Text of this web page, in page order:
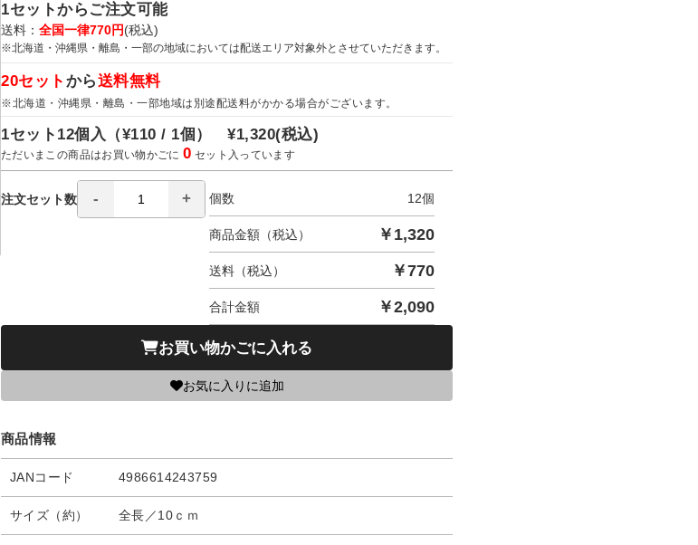
1セットからご注文可能
送料： 全国一律770円(税込)
※北海道・沖縄県・離島・一部の地域においては配送エリア対象外とさせていただきます。
20セット から送料無料
※北海道・沖縄県・離島・一部地域は別途配送料がかかる場合がございます。
1セット12個入（¥110 / 1個）¥1,320(税込)
ただいまこの商品はお買い物かごに0 セット入っています
注文セット数 個数 12個
商品金額（税込） ￥ 1,320
送料（税込） ￥770
合計金額 ￥2,090
お買い物かごに入れる
お気に入りに追加
商品情報
JANコード 4986614243759
サイズ（約） 全長／10ｃｍ